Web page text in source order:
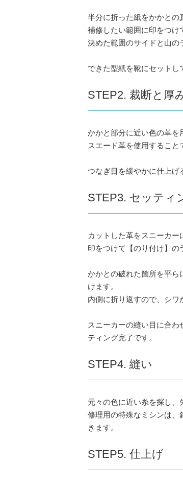
半分に折った紙をかかとの
補修したい範囲に印をつけ
決めた範囲のサイドと山の
できた型紙を靴にセットし
STEP2. 裁断と厚
かかと部分に近い色の革を
スエード革を使用すること
つなぎ目を緩やかに仕上げ
STEP3. セッティ
カットした革をスニーカー
印をつけて【のり付け】の
かかとの破れた箇所を平ら
けます。
内側に折り返すので、シワ
スニーカーの縫い目に合
ティング完了です。
STEP4. 縫い
元々の色に近い糸を探し、
修理用の特殊なミシンは、
きます。
STEP5. 仕上げ